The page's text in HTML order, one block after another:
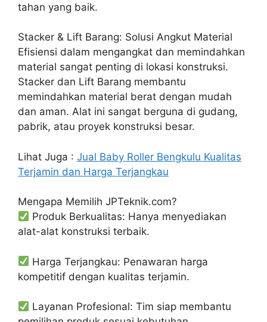
tahan yang baik.
Stacker & Lift Barang: Solusi Angkut Material
Efisiensi dalam mengangkat dan memindahkan
material sangat penting di lokasi konstruksi.
Stacker dan Lift Barang membantu
memindahkan material berat dengan mudah
dan aman. Alat ini sangat berguna di gudang,
pabrik, atau proyek konstruksi besar.
Lihat Juga : Jual Baby Roller Bengkulu Kualitas
Terjamin dan Harga Terjangkau
Mengapa Memilih JPTeknik.com?
Produk Berkualitas: Hanya menyediakan
alat-alat konstruksi terbaik.
Harga Terjangkau: Penawaran harga
kompetitif dengan kualitas terjamin.
Layanan Profesional: Tim siap membantu